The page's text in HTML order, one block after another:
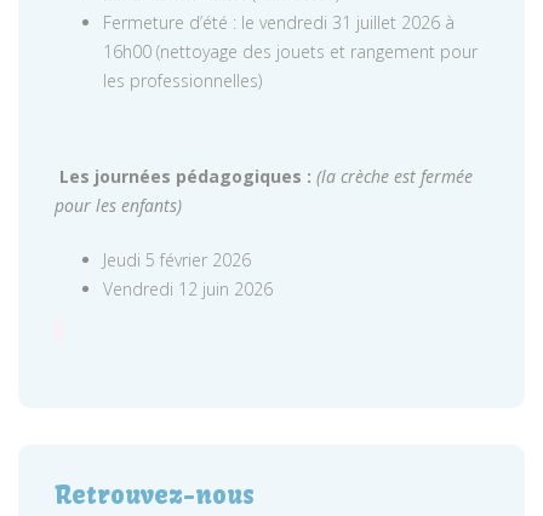
Fermeture d’été : le vendredi 31 juillet 2026 à
16h00 (nettoyage des jouets et rangement pour
les professionnelles)
Les journées pédagogiques : (la crèche est fermée
pour les enfants)
Jeudi 5 février 2026
Vendredi 12 juin 2026
Retrouvez-nous